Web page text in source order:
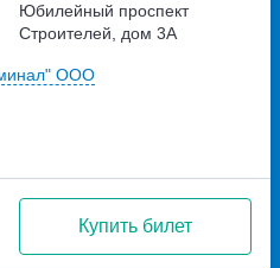
Купить билет
Юбилейный проспект
Строителей, дом 3А
ООО